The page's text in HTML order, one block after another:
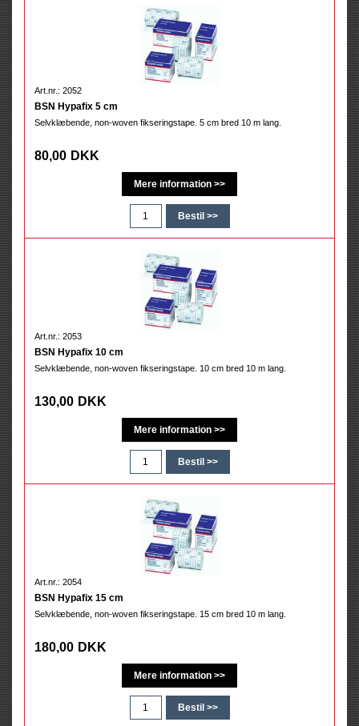
Art.nr.: 2052
BSN Hypafix 5 cm
Selvklæbende, non-woven fikseringstape. 5 cm bred 10 m lang.
80,00 DKK
Art.nr.: 2053
BSN Hypafix 10 cm
Selvklæbende, non-woven fikseringstape. 10 cm bred 10 m lang.
130,00 DKK
Art.nr.: 2054
BSN Hypafix 15 cm
Selvklæbende, non-woven fikseringstape. 15 cm bred 10 m lang.
180,00 DKK